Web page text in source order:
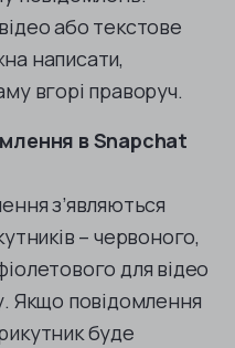
або текстове
написати,
вгорі праворуч.
в Snapchat
з’являються
– червоного,
для відео
Якщо повідомлення
буде